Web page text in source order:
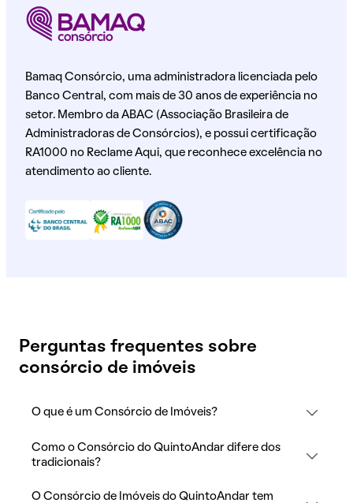
Bamaq Consórcio, uma administradora licenciada pelo
Banco Central, com mais de 30 anos de experiência no
setor. Membro da ABAC (Associação Brasileira de
Administradoras de Consórcios), e possui certificação
RA1000 no Reclame Aqui, que reconhece excelência no
atendimento ao cliente.
Perguntas frequentes sobre
consórcio de imóveis
O que é um Consórcio de Imóveis?
Como o Consórcio do QuintoAndar difere dos
tradicionais?
O Consórcio de Imóveis do QuintoAndar tem